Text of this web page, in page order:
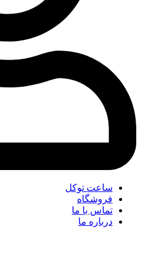
ساعت توکل
فروشگاه
تماس با ما
درباره ما